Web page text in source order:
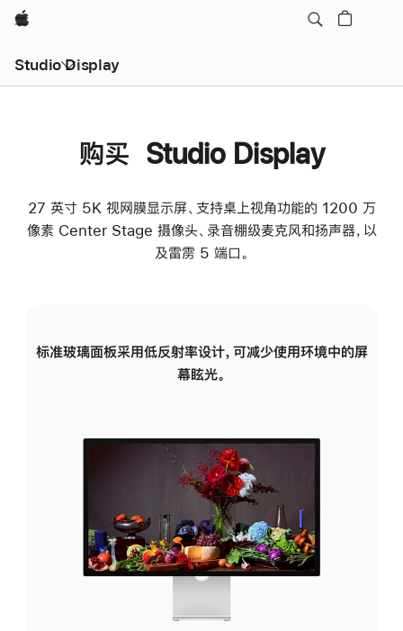
Apple
Studio Display
购买 Studio Display
27 英寸 5K 视网膜显示屏、支持桌上视角功能的 1200 万
像素 Center Stage 摄像头、录音棚级麦克风和扬声器，以
及雷雳 5 端口。
标准玻璃面板采用低反射率设计，可减少使用环境中的屏
幕眩光。